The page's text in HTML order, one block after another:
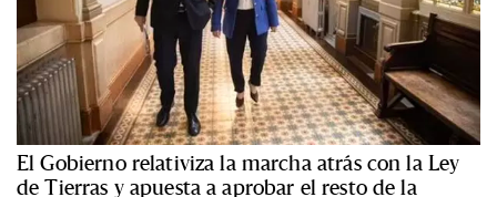
El Gobierno relativiza la marcha atrás con la Ley
de Tierras y apuesta a aprobar el resto de la